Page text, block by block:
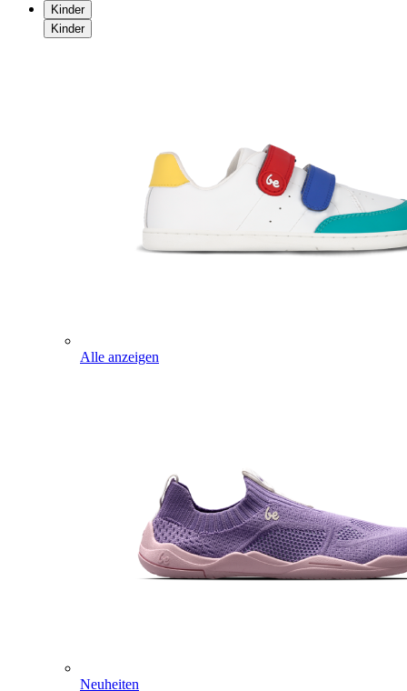
Kinder
Kinder
Alle anzeigen
Neuheiten